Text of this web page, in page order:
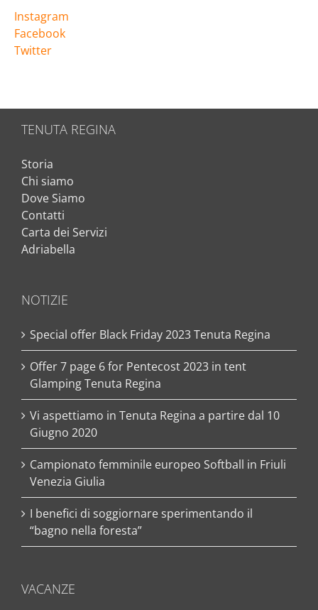
Instagram
Facebook
Twitter
TENUTA REGINA
Storia
Chi siamo
Dove Siamo
Contatti
Carta dei Servizi
Adriabella
NOTIZIE
Special offer Black Friday 2023 Tenuta Regina
Offer 7 page 6 for Pentecost 2023 in tent
Glamping Tenuta Regina
Vi aspettiamo in Tenuta Regina a partire dal 10
Giugno 2020
Campionato femminile europeo Softball in Friuli
Venezia Giulia
I benefici di soggiornare sperimentando il
“bagno nella foresta”
VACANZE